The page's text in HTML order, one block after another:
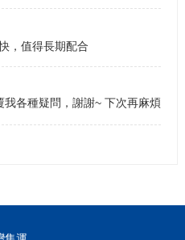
，值得長期配合
我各種疑問，謝謝~ 下次再麻煩